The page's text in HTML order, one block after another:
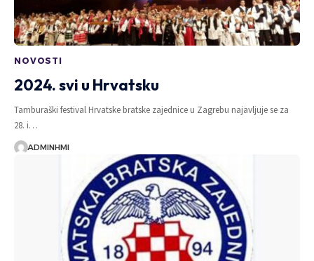
NOVOSTI
2024. svi u Hrvatsku
Tamburaški festival Hrvatske bratske zajednice u Zagrebu najavljuje se za
28. i…
ADMINHMI